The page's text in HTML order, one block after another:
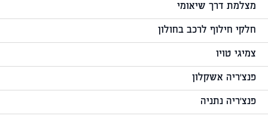
מצלמת דרך שיאומי
חלקי חילוף לרכב בחולון
צמיגי טויו
פנצ'ריה אשקלון
פנצ'ריה נתניה